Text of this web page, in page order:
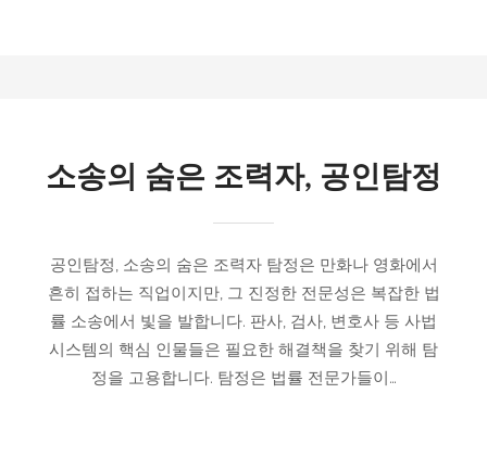
소송의 숨은 조력자, 공인탐정
공인탐정, 소송의 숨은 조력자 탐정은 만화나 영화에서
흔히 접하는 직업이지만, 그 진정한 전문성은 복잡한 법
률 소송에서 빛을 발합니다. 판사, 검사, 변호사 등 사법
시스템의 핵심 인물들은 필요한 해결책을 찾기 위해 탐
정을 고용합니다. 탐정은 법률 전문가들이…